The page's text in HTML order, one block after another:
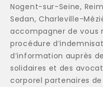
Nogent-sur-Seine,
Sedan, Charleville-
accompagner de vous
procédure
d’information auprès
solidaires et des
corporel partenaires